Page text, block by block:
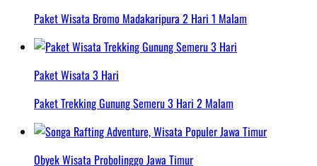
Paket Wisata Bromo Madakaripura 2 Hari 1 Malam
Paket Wisata 3 Hari
Paket Trekking Gunung Semeru 3 Hari 2 Malam
Obyek Wisata Probolinggo Jawa Timur